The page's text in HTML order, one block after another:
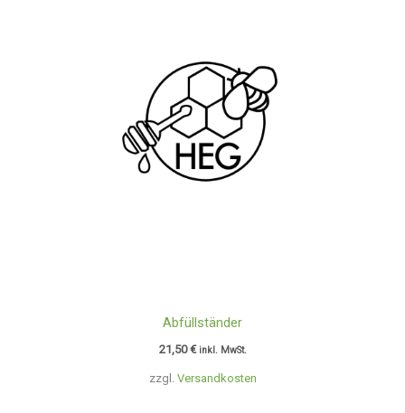
zzgl. Versandkosten
Abfüllständer
21,50€ inkl. MwSt.